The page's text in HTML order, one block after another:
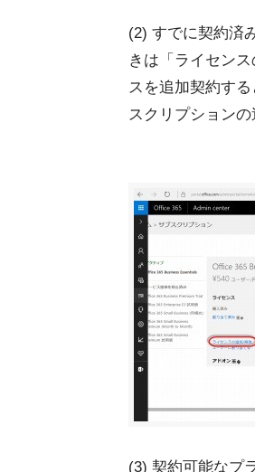
(2) すでに契約済
きは「ライセン
スを追加契約す
スクリプションの
(3) 契約可能なプ